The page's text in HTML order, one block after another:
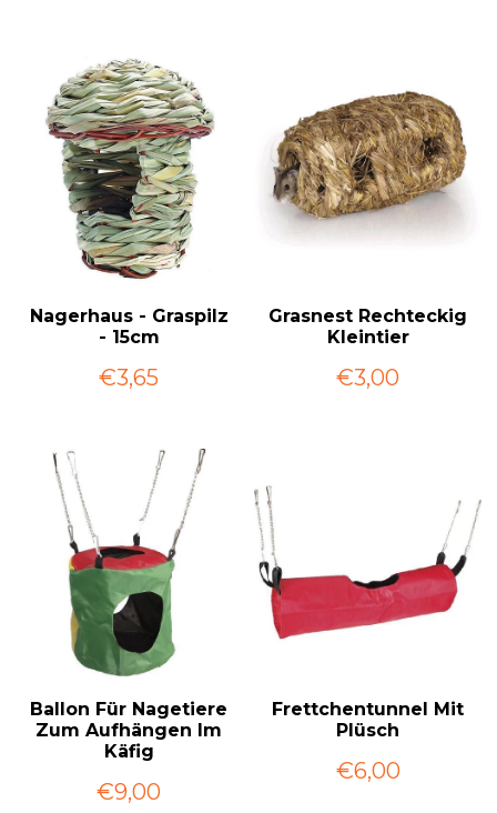
Nagerhaus - Graspilz
- 15cm
€3,65
Grasnest Rechteckig
Kleintier
€3,00
Ballon Für Nagetiere
Zum Aufhängen Im
Käfig
€9,00
Frettchentunnel Mit
Plüsch
€6,00